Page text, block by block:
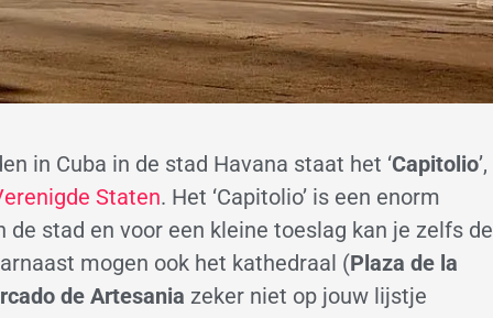
in Cuba in de stad Havana staat het ‘Capitolio’,
Staten. Het ‘Capitolio’ is een enorm
stad en voor een kleine toeslag kan je zelfs de
mogen ook het kathedraal (Plaza de la
de Artesania zeker niet op jouw lijstje